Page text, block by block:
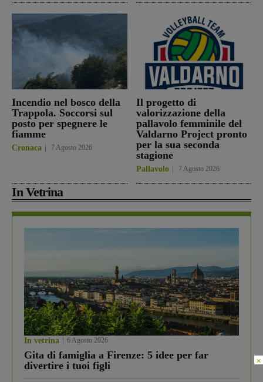
Incendio nel bosco della
Trappola. Soccorsi sul
posto per spegnere le
fiamme
Cronaca 7 Agosto 2026
Il progetto di
valorizzazione della
pallavolo femminile del
Valdarno Project pronto
per la sua seconda
stagione
Pallavolo 7 Agosto 2026
In Vetrina
In vetrina 6 Agosto 2026
Gita di famiglia a Firenze: 5 idee per far
divertire i tuoi figli
×